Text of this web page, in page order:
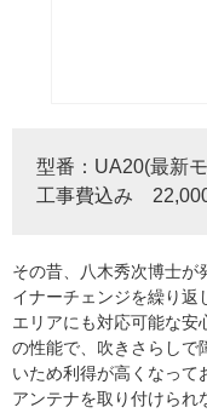
型番：UA20(最新
工事費込み
その昔、八木秀次博士が
イナーチェンジを繰り返
エリアにも対応可能な安
の性能で、吹きさらしで
いため利得が高くなって
アンテナを取り付けられ